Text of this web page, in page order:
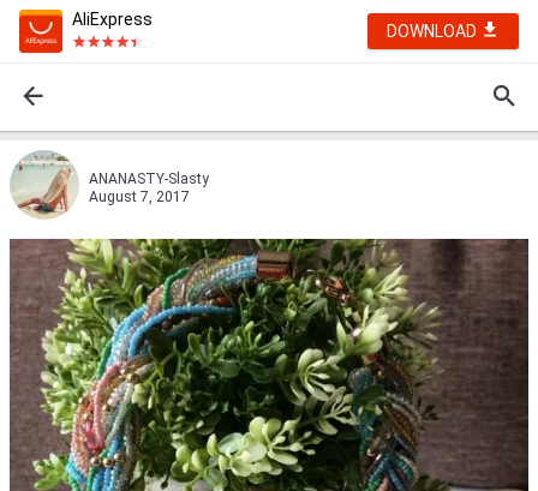
AliExpress
DOWNLOAD
ANANASTY-Slasty
August 7, 2017